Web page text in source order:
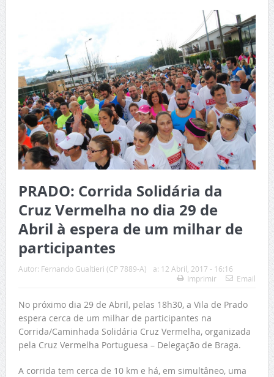
PRADO: Corrida Solidária da
Cruz Vermelha no dia 29 de
Abril à espera de um milhar de
participantes
Autor: Fernando Gualtieri (CP 7889-A) a: 12 Abril, 2017 - 16:16
Imprimir
Email
No próximo dia 29 de Abril, pelas 18h30, a Vila de Prado
espera cerca de um milhar de participantes na
Corrida/Caminhada Solidária Cruz Vermelha, organizada
pela Cruz Vermelha Portuguesa – Delegação de Braga.
A corrida tem cerca de 10 km e há, em simultâneo, uma